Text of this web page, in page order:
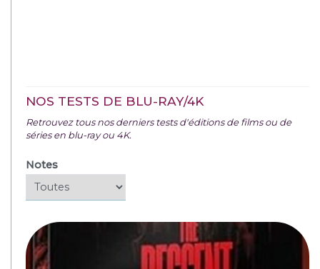
NOS TESTS DE BLU-RAY/4K
Retrouvez tous nos derniers tests d'éditions de films ou de
séries en blu-ray ou 4K.
Notes